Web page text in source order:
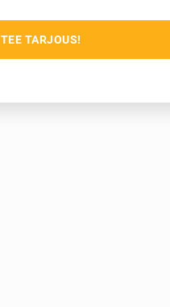
TEE TARJOUS!